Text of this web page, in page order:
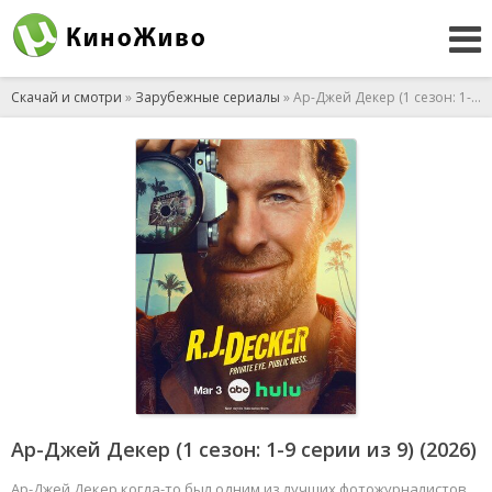
Скачай и смотри » Зарубежные сериалы » Ар-Джей Декер (1 сезон: 1-9 серии из 9) (2026)
Ар-Джей Декер (1 сезон: 1-9 серии из 9) (2026)